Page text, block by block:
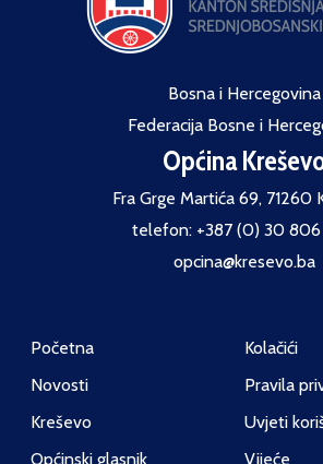
Bosna i Hercegovina
Federacija Bosne i
Općina
Fra Grge Martića 69, 71260
telefon: +387 (0) 30
opcina@kresevo.ba
Početna
Novosti
Kreševo
Općinski glasnik
Kolačići
Pravila
Uvjeti
Vijeće